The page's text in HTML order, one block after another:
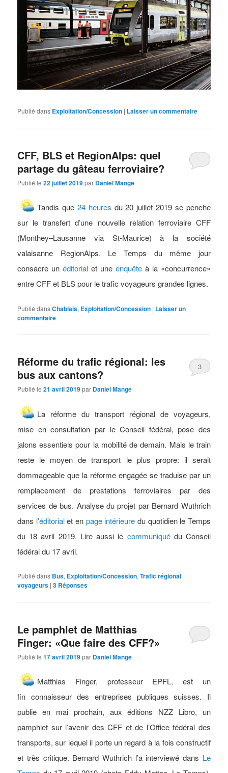
Publié dans Exploitation/Concession | Laisser un commentaire
CFF, BLS et RegionAlps: quel
partage du gâteau ferroviaire?
Publié le22 juillet 2019par Daniel Mange
Tandis que 24 heures du 20 juillet 2019 se penche
sur le transfert d’une nouvelle relation ferroviaire CFF
(Monthey–Lausanne via St-Maurice) à la société
valaisanne RegionAlps, Le Temps du même jour
consacre unéditorial et une enquête à la «concurrence»
entre CFF et BLS pour le trafic voyageurs grandes lignes.
Publié dansChablais, Exploitation/Concession | Laisser un
commentaire
Réforme du trafic régional: les
bus aux cantons?
Publié le21 avril 2019par Daniel Mange
3
La réforme du transport régional de voyageurs,
mise en consultation par le Conseil fédéral, pose des
jalons essentiels pour la mobilité de demain. Mais le train
reste le moyen de transport le plus propre: il serait
dommageable que la réforme engagée se traduise par un
remplacement de prestations ferroviaires par des
services de bus. Analyse du projet par Bernard Wuthrich
dans l’éditorialet en page intérieure du quotidien le Temps
du 18 avril 2019. Lire aussi le communiquédu Conseil
fédéral du 17 avril.
Publié dans Bus, Exploitation/Concession,Trafic régional
voyageurs |3 Réponses
Le pamphlet de Matthias
Finger: «Que faire des CFF?»
Publié le17 avril 2019par Daniel Mange
Matthias Finger, professeur EPFL, est un
fin connaisseur des entreprises publiques suisses. Il
publie en mai prochain, aux éditions NZZ Libro, un
pamphlet sur l’avenir des CFF et de l’Office fédéral des
transports, sur lequel il porte un regard à la fois constructif
et très critique. Bernard Wuthrich l’a interviewé dans Le